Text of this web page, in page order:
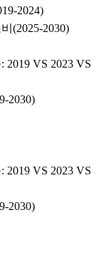
2024)
(2025-2030)
VS 2023 VS
2030)
VS 2023 VS
2030)